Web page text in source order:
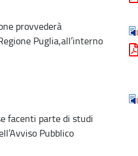
provvederà
Puglia,all’interno
facenti parte di studi
Pubblico